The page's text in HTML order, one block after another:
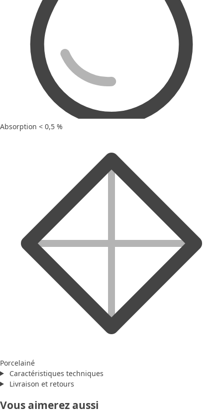
Absorption < 0,5 %
Porcelainé
Caractéristiques techniques
Livraison et retours
Vous aimerez aussi